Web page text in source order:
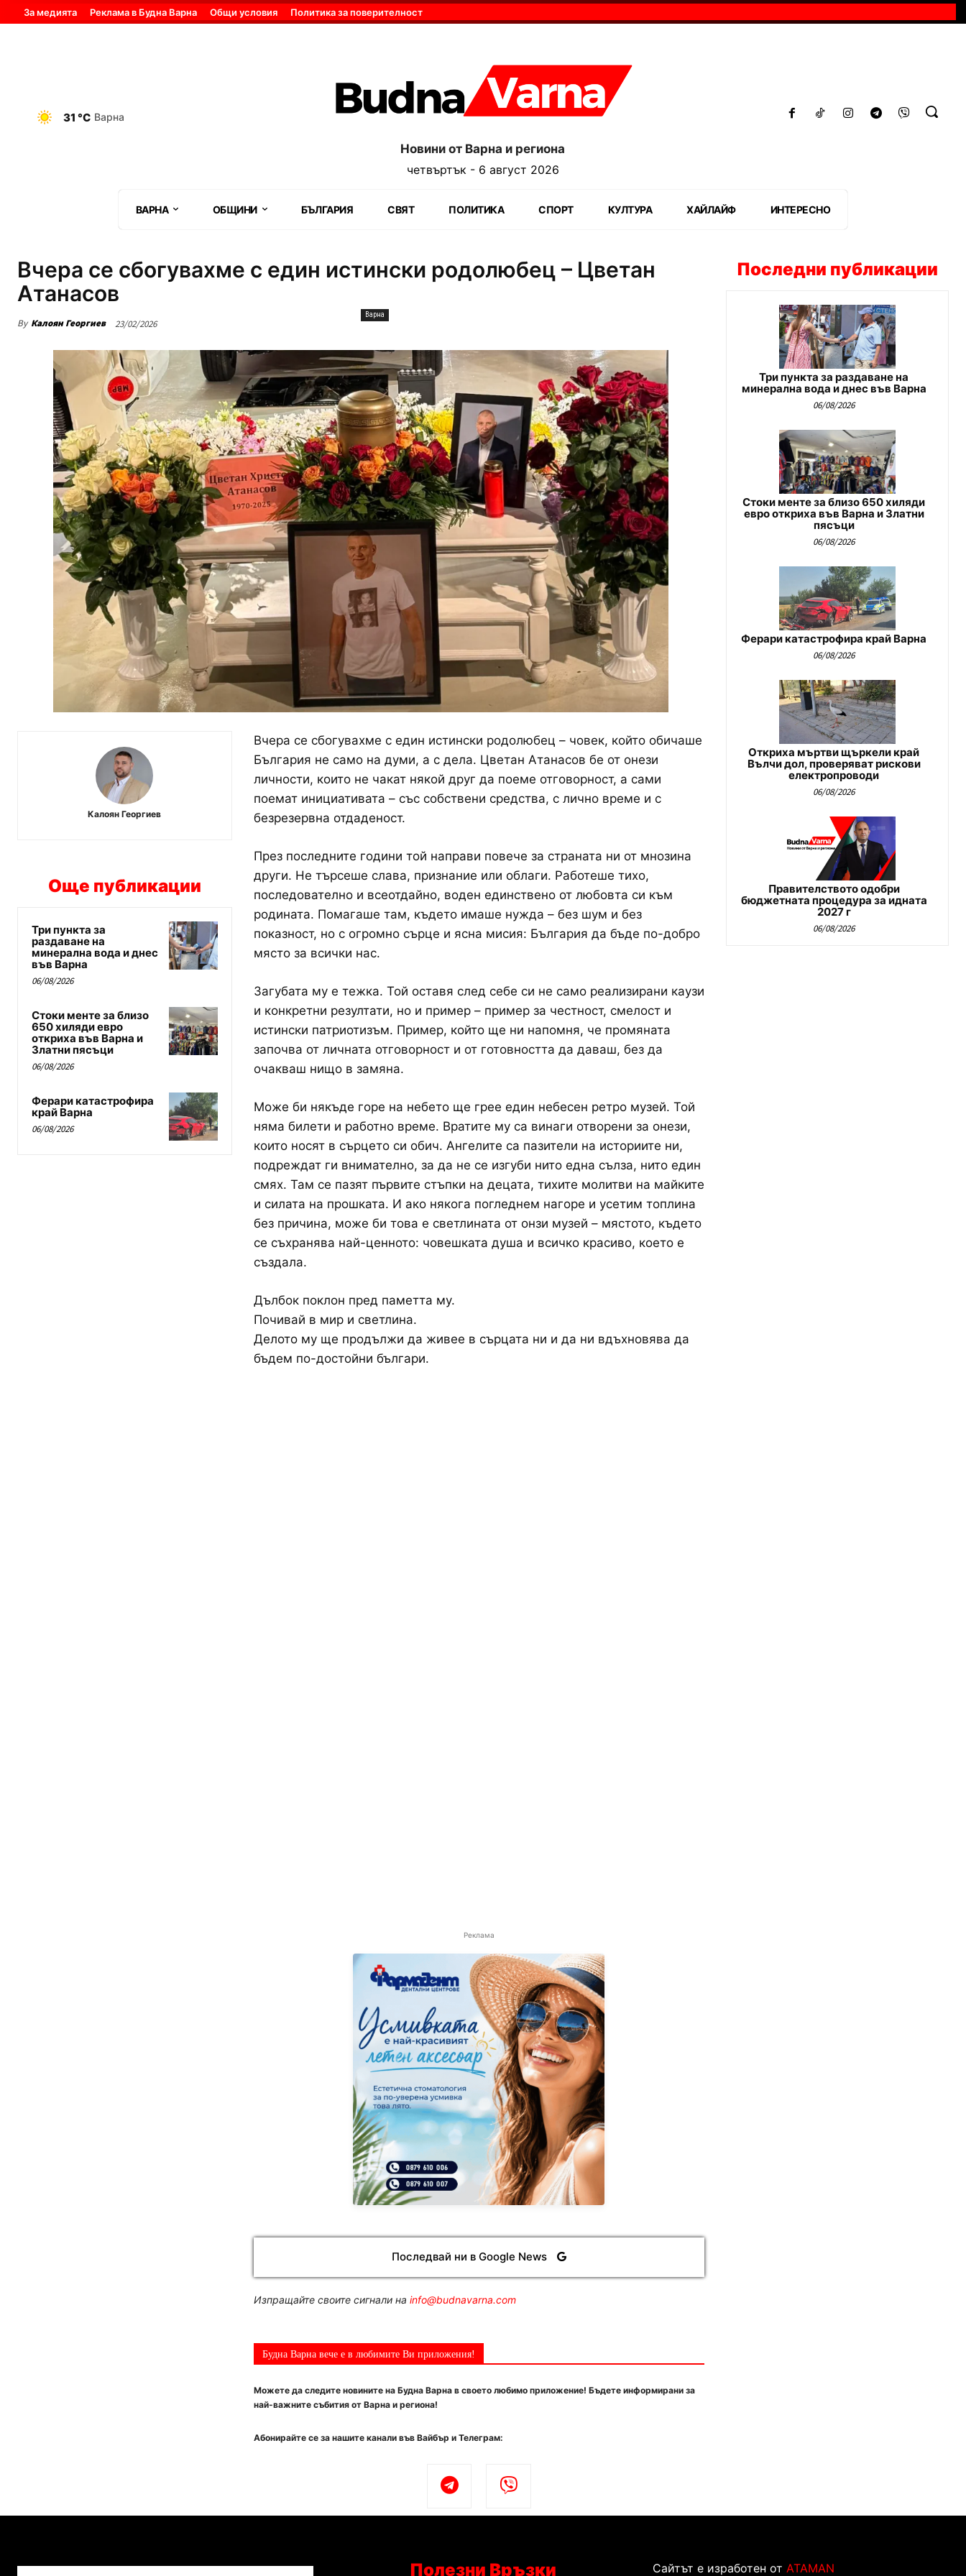
За медията Реклама в Будна Варна Общи условия Политика за поверителност
31 °C Варна
Новини от Варна и региона
четвъртък - 6 август 2026
ВАРНА ОБЩИНИ БЪЛГАРИЯ СВЯТ ПОЛИТИКА СПОРТ КУЛТУРА ХАЙЛАЙФ ИНТЕРЕСНО
Вчера се сбогувахме с един истински родолюбец – Цветан
Атанасов
By Калоян Георгиев 23/02/2026
Варна
Калоян Георгиев
Още публикации
Три пункта за
раздаване на
минерална вода и днес
във Варна
06/08/2026
Стоки менте за близо
650 хиляди евро
откриха във Варна и
Златни пясъци
06/08/2026
Ферари катастрофира
край Варна
06/08/2026
Вчера се сбогувахме с един истински родолюбец – човек, който обичаше
България не само на думи, а с дела. Цветан Атанасов бе от онези
личности, които не чакат някой друг да поеме отговорност, а сами
поемат инициативата – със собствени средства, с лично време и с
безрезервна отдаденост.
През последните години той направи повече за страната ни от мнозина
други. Не търсеше слава, признание или облаги. Работеше тихо,
последователно и всеотдайно, воден единствено от любовта си към
родината. Помагаше там, където имаше нужда – без шум и без
показност, но с огромно сърце и ясна мисия: България да бъде по-добро
място за всички нас.
Загубата му е тежка. Той оставя след себе си не само реализирани каузи
и конкретни резултати, но и пример – пример за честност, смелост и
истински патриотизъм. Пример, който ще ни напомня, че промяната
започва от личната отговорност и от готовността да даваш, без да
очакваш нищо в замяна.
Може би някъде горе на небето ще грее един небесен ретро музей. Той
няма билети и работно време. Вратите му са винаги отворени за онези,
които носят в сърцето си обич. Ангелите са пазители на историите ни,
подреждат ги внимателно, за да не се изгуби нито една сълза, нито един
смях. Там се пазят първите стъпки на децата, тихите молитви на майките
и силата на прошката. И ако някога погледнем нагоре и усетим топлина
без причина, може би това е светлината от онзи музей – мястото, където
се съхранява най-ценното: човешката душа и всичко красиво, което е
създала.
Дълбок поклон пред паметта му.
Почивай в мир и светлина.
Делото му ще продължи да живее в сърцата ни и да ни вдъхновява да
бъдем по-достойни българи.
Реклама
Последвай ни в Google News
Изпращайте своите сигнали на info@budnavarna.com
Будна Варна вече е в любимите Ви приложения!
Можете да следите новините на Будна Варна в своето любимо приложение! Бъдете информирани за
най-важните събития от Варна и региона!
Абонирайте се за нашите канали във Вайбър и Телеграм:
Последни публикации
Три пункта за раздаване на
минерална вода и днес във Варна
06/08/2026
Стоки менте за близо 650 хиляди
евро откриха във Варна и Златни
пясъци
06/08/2026
Ферари катастрофира край Варна
06/08/2026
Откриха мъртви щъркели край
Вълчи дол, проверяват рискови
електропроводи
06/08/2026
Правителството одобри
бюджетната процедура за идната
2027 г
06/08/2026
Полезни Връзки Сайтът е изработен от ATAMAN